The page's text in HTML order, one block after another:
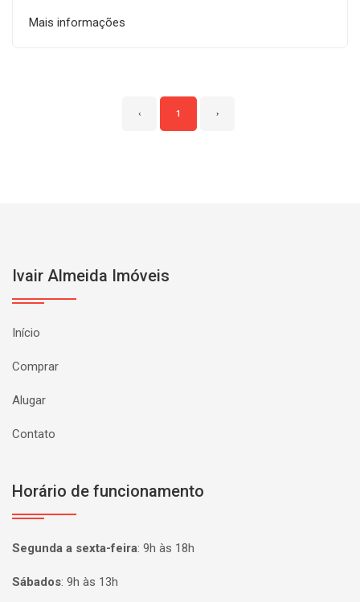
Mais informações
‹ 1 ›
Ivair Almeida Imóveis
Início
Comprar
Alugar
Contato
Horário de funcionamento
Segunda a sexta-feira: 9h às 18h
Sábados: 9h às 13h